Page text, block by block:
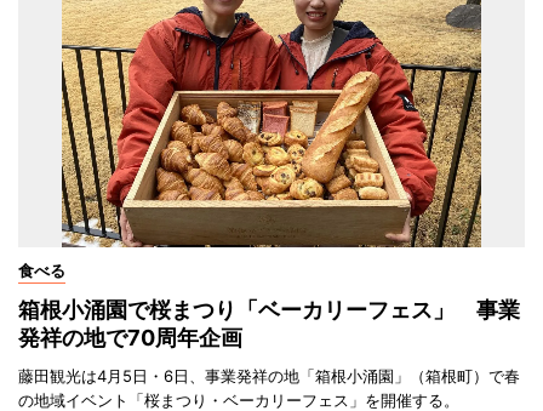
食べる
箱根小涌園で桜まつり「ベーカリーフェス」 事業
発祥の地で70周年企画
藤田観光は4月5日・6日、事業発祥の地「箱根小涌園」（箱根町）で春
の地域イベント「桜まつり・ベーカリーフェス」を開催する。